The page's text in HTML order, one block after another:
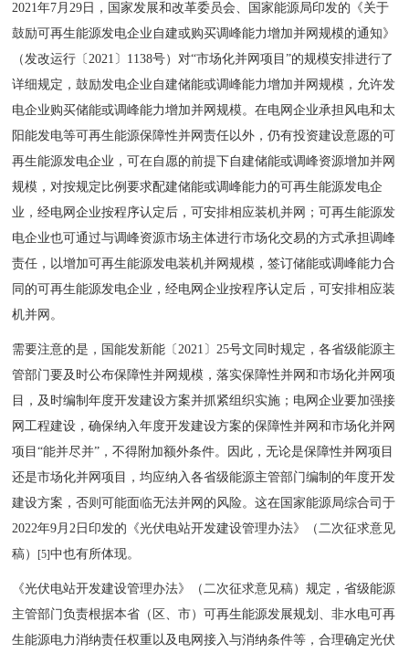
2021年7月29日，国家发展和改革委员会、国家能源局印发的《关于
鼓励可再生能源发电企业自建或购买调峰能力增加并网规模的通知》
（发改运行〔2021〕1138号）对“市场化并网项目”的规模安排进行了
详细规定，鼓励发电企业自建储能或调峰能力增加并网规模，允许发
电企业购买储能或调峰能力增加并网规模。在电网企业承担风电和太
阳能发电等可再生能源保障性并网责任以外，仍有投资建设意愿的可
再生能源发电企业，可在自愿的前提下自建储能或调峰资源增加并网
规模，对按规定比例要求配建储能或调峰能力的可再生能源发电企
业，经电网企业按程序认定后，可安排相应装机并网；可再生能源发
电企业也可通过与调峰资源市场主体进行市场化交易的方式承担调峰
责任，以增加可再生能源发电装机并网规模，签订储能或调峰能力合
同的可再生能源发电企业，经电网企业按程序认定后，可安排相应装
机并网。
需要注意的是，国能发新能〔2021〕25号文同时规定，各省级能源主
管部门要及时公布保障性并网规模，落实保障性并网和市场化并网项
目，及时编制年度开发建设方案并抓紧组织实施；电网企业要加强接
网工程建设，确保纳入年度开发建设方案的保障性并网和市场化并网
项目“能并尽并”，不得附加额外条件。因此，无论是保障性并网项目
还是市场化并网项目，均应纳入各省级能源主管部门编制的年度开发
建设方案，否则可能面临无法并网的风险。这在国家能源局综合司于
2022年9月2日印发的《光伏电站开发建设管理办法》（二次征求意见
稿） [5]中也有所体现。
《光伏电站开发建设管理办法》（二次征求意见稿）规定，省级能源
主管部门负责根据本省（区、市）可再生能源发展规划、非水电可再
生能源电力消纳责任权重以及电网接入与消纳条件等，合理确定光伏